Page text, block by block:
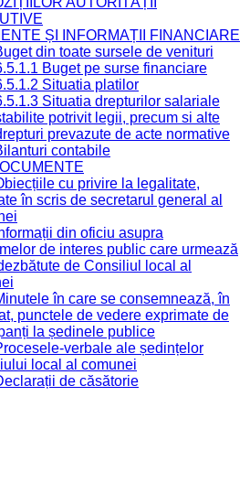
ȘI INFORMAȚII FINANCIARE
din toate sursele de venituri
Buget pe surse financiare
Situatia platilor
Situatia drepturilor salariale
potrivit legii, precum si alte
prevazute de acte normative
contabile
cu privire la legalitate,
în scris de secretarul general al
din oficiu asupra
de interes public care urmează
de Consiliul local al
în care se consemnează, în
punctele de vedere exprimate de
la ședinele publice
verbale ale ședințelor
local al comunei
de căsătorie